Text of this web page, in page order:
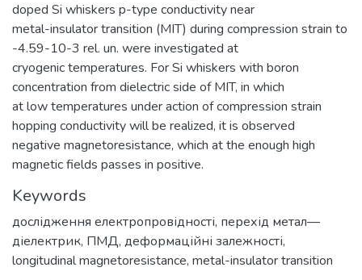
doped Si whiskers p-type conductivity near
metal-insulator transition (MIT) during compression strain to
-4.59-10-3 rel. un. were investigated at
cryogenic temperatures. For Si whiskers with boron
concentration from dielectric side of MIT, in which
at low temperatures under action of compression strain
hopping conductivity will be realized, it is observed
negative magnetoresistance, which at the enough high
magnetic fields passes in positive.
Keywords
дослідження електропровідності, перехід метал—
діелектрик, ПМД, деформаційні залежності,
longitudinal magnetoresistance, metal-insulator transition